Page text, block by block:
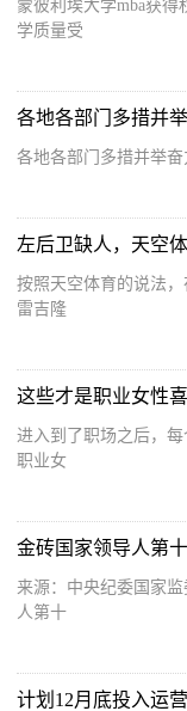
蒙彼利埃大学mba获
学质量受
各地各部门多措并
各地各部门多措并举
左后卫缺人，天空
按照天空体育的说法
雷吉隆
进入到了职场之后，
职业女
来源：中央纪委国家
人第十
计划12月底投入运